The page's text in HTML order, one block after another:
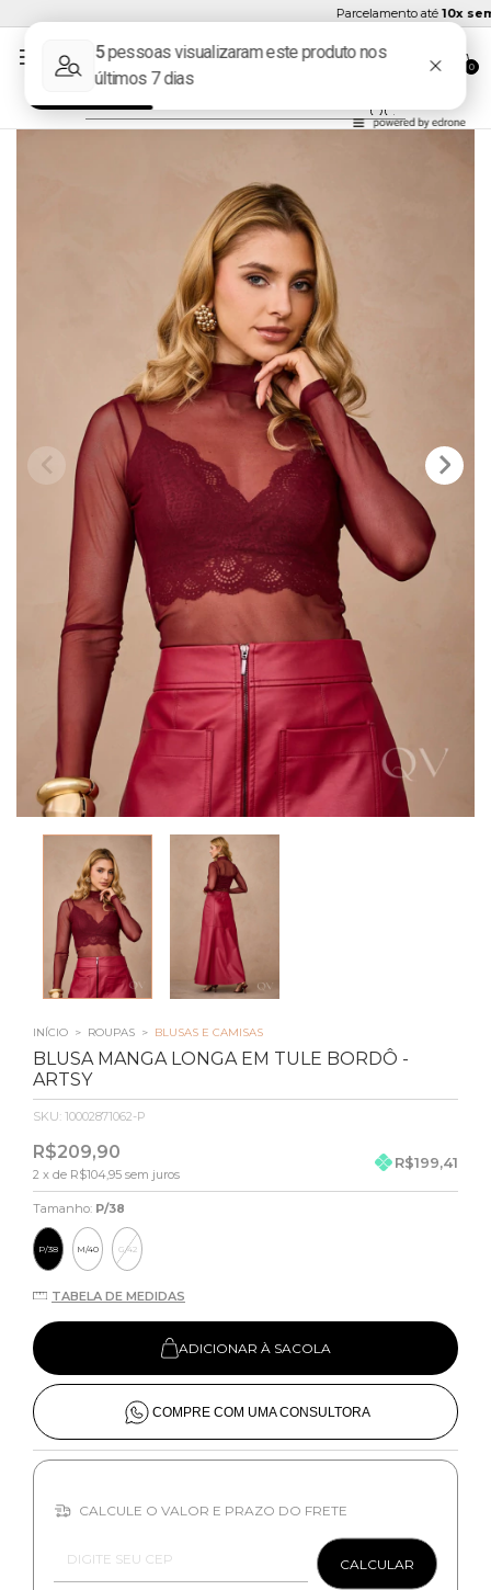
Parcelamento até10x sem
0
INÍCIO > ROUPAS > BLUSAS E CAMISAS
BLUSA MANGA LONGA EM TULE BORDÔ -
ARTSY
SKU: 10002871062-P
R$209,90
2 x de R$104,95 sem juros
R$199,41
Tamanho: P/38
P/38 M/40 G/42
TABELA DE MEDIDAS
ADICIONAR À SACOLA
COMPRE COM UMA CONSULTORA
CALCULE O VALOR E PRAZO DO FRETE
CALCULAR